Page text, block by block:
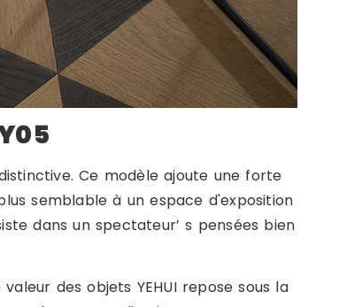
Ce modèle ajoute une forte
semblable à un espace d'exposition
dans un spectateur’ s pensées bien
des objets YEHUI repose sous la